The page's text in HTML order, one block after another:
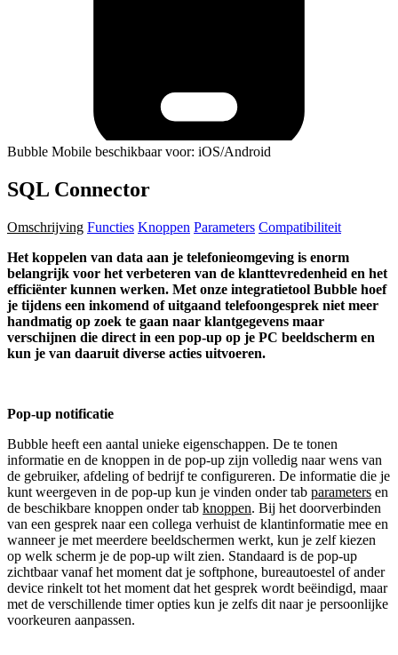
Bubble Mobile beschikbaar voor: iOS/Android
SQL Connector
Omschrijving Functies Knoppen Parameters Compatibiliteit
Het koppelen van data aan je telefonieomgeving is enorm
belangrijk voor het verbeteren van de klanttevredenheid en het
efficiënter kunnen werken. Met onze integratietool Bubble hoef
je tijdens een inkomend of uitgaand telefoongesprek niet meer
handmatig op zoek te gaan naar klantgegevens maar
verschijnen die direct in een pop-up op je PC beeldscherm en
kun je van daaruit diverse acties uitvoeren.
Pop-up notificatie
Bubble heeft een aantal unieke eigenschappen. De te tonen
informatie en de knoppen in de pop-up zijn volledig naar wens van
de gebruiker, afdeling of bedrijf te configureren. De informatie die je
kunt weergeven in de pop-up kun je vinden onder tab parameters en
de beschikbare knoppen onder tab knoppen. Bij het doorverbinden
van een gesprek naar een collega verhuist de klantinformatie mee en
wanneer je met meerdere beeldschermen werkt, kun je zelf kiezen
op welk scherm je de pop-up wilt zien. Standaard is de pop-up
zichtbaar vanaf het moment dat je softphone, bureautoestel of ander
device rinkelt tot het moment dat het gesprek wordt beëindigd, maar
met de verschillende timer opties kun je zelfs dit naar je persoonlijke
voorkeuren aanpassen.